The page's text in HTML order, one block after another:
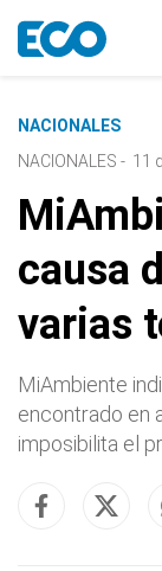
NACIONALES
NACIONALES - 11
causa
varias
MiAmbiente
encontrado en
imposibilita el